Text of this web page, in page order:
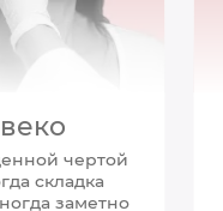
чертой
складка
заметно